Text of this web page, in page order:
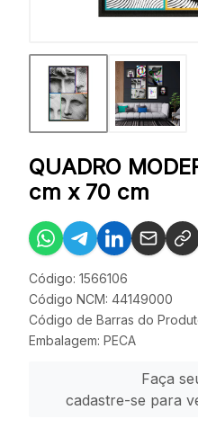
QUADRO
cm x 70 cm
Código: 1566106
Código NCM: 44149000
Código de Barras do
Embalagem: PECA
Faça
cadastre-se para